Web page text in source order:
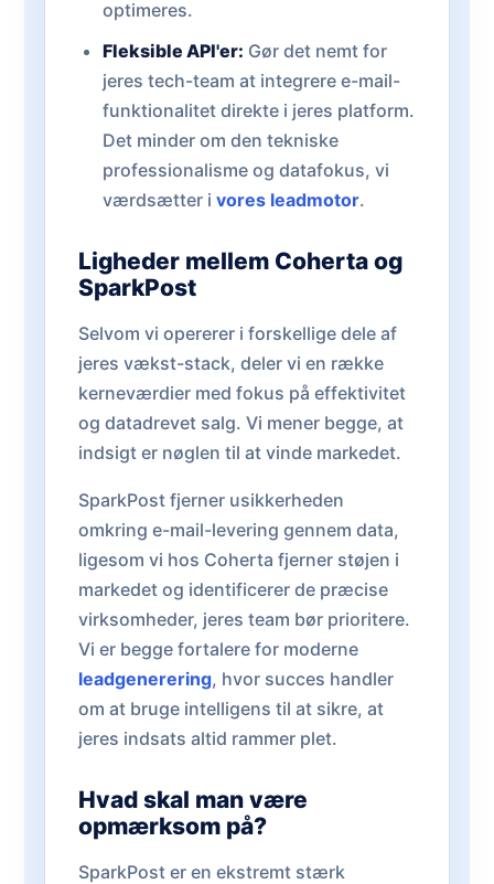
optimeres.
Fleksible API'er: Gør det nemt for
jeres tech-team at integrere e-mail-
funktionalitet direkte i jeres platform.
Det minder om den tekniske
professionalisme og datafokus, vi
værdsætter i vores leadmotor.
Ligheder mellem Coherta og
SparkPost
Selvom vi opererer i forskellige dele af
jeres vækst-stack, deler vi en række
kerneværdier med fokus på effektivitet
og datadrevet salg. Vi mener begge, at
indsigt er nøglen til at vinde markedet.
SparkPost fjerner usikkerheden
omkring e-mail-levering gennem data,
ligesom vi hos Coherta fjerner støjen i
markedet og identificerer de præcise
virksomheder, jeres team bør prioritere.
Vi er begge fortalere for moderne
leadgenerering, hvor succes handler
om at bruge intelligens til at sikre, at
jeres indsats altid rammer plet.
Hvad skal man være
opmærksom på?
SparkPost er en ekstremt stærk